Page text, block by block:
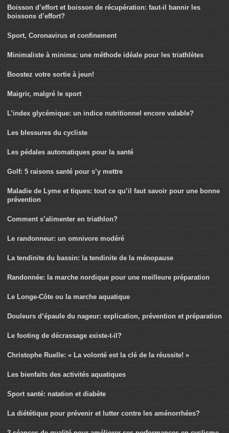
Boisson d’effort et boisson de récupération: faut-il bannir les
boissons d’effort?
Sport, Coronavirus et confinement
Minimaliste à minima: une méthode idéale pour les triathlètes
Boostez votre sortie à jeun!
Maigrir, malgré le sport
L’index glycémique: un indice nutritionnel encore valable?
Les blessures du cycliste
Les pédales automatiques pour la santé
Golf: 5 raisons santé pour s’y mettre
Maladie de Lyme et tiques: tout ce qu’il faut savoir pour une bonne
prévention
Comment s’alimenter en triathlon?
Le randonneur: un omnivore modéré
La tendinite du bassin: la tendinite de la ménopause
Randonnée: la marche nordique pour une meilleure préparation
Le Longe-Côte ou la marche aquatique
Douleurs d’épaule du nageur: explication, prévention et préparation
Le footing de décrassage existe-t-il?
Christophe Ruelle: « La volonté est la clé de la réussite! »
Les bienfaits des activités aquatiques
Sport santé: natation et diabète
La diététique pour prévenir et lutter contre les aménorrhées?